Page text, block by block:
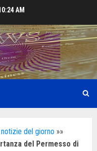
AM
del giorno »»
del Permesso di